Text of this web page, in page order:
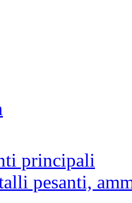
principali
pesanti,